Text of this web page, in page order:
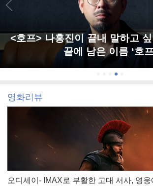
<호프> 나홍진이 끝내 말하고
끝에 남은 이름 ‘호
영화리뷰